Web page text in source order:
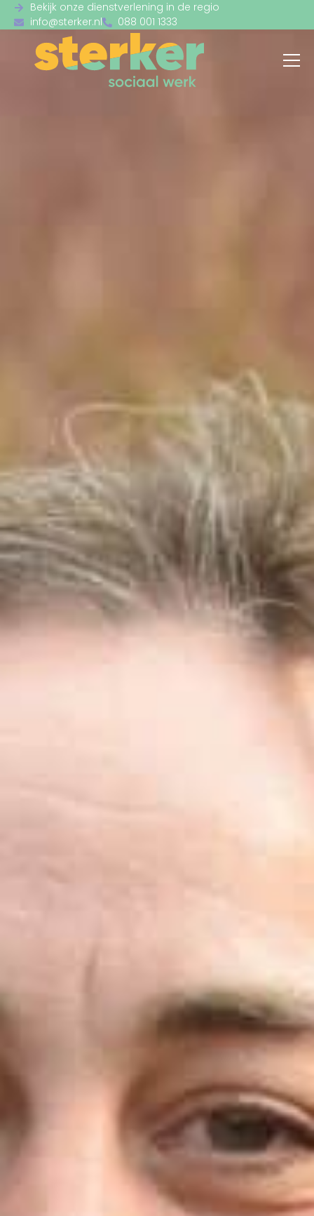
Bekijk onze dienstverlening in de regio
info@sterker.nl
088 001 1333